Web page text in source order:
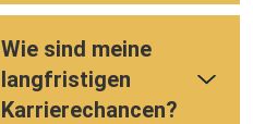
Wie sind meine
langfristigen
Karrierechancen?